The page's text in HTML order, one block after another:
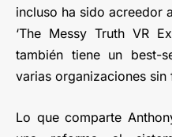
incluso ha sido acreedor
‘The Messy Truth VR
también tiene un best-
varias organizaciones sin
Lo que comparte